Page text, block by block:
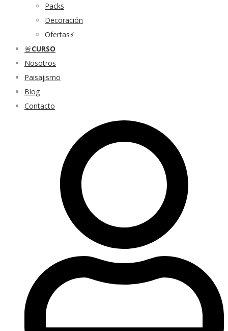
Packs
Decoración
Ofertas⚡
🚨CURSO
Nosotros
Paisajismo
Blog
Contacto